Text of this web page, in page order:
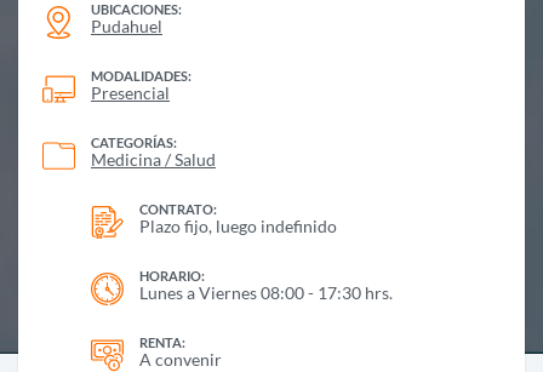
UBICACIONES:
Pudahuel
MODALIDADES:
Presencial
CATEGORÍAS:
Medicina / Salud
CONTRATO:
Plazo fijo, luego indefinido
HORARIO:
Lunes a Viernes 08:00 - 17:30 hrs.
RENTA:
A convenir